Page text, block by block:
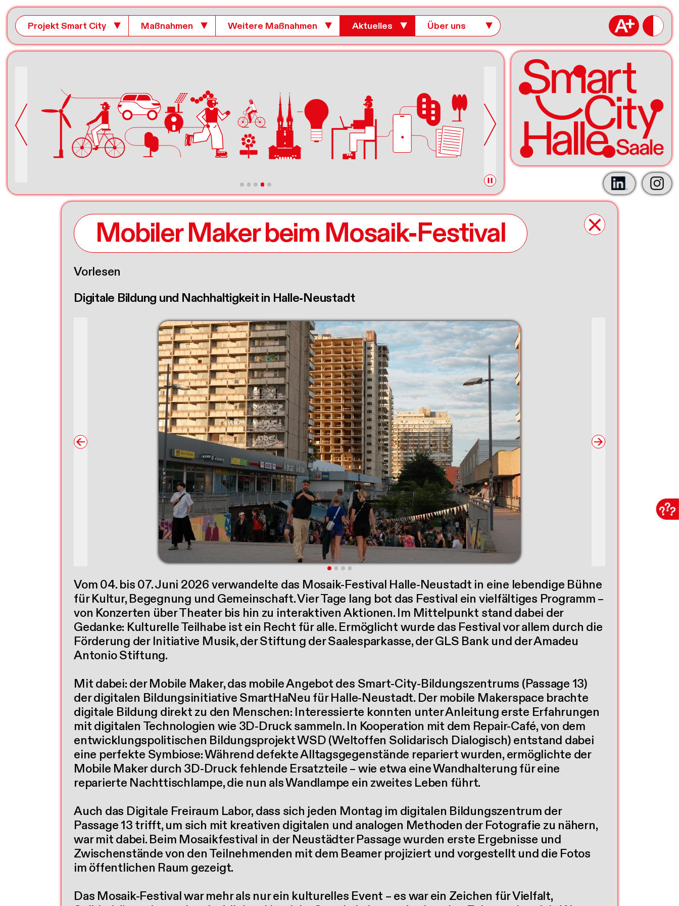
Projekt Smart City ▼ Maßnahmen ▼ Weitere Maßnahmen ▼ Aktuelles ▼ Über uns ▼
Mobiler Maker beim Mosaik-Festival
Vorlesen
Digitale Bildung und Nachhaltigkeit in Halle-Neustadt
→ →
Vom 04. bis 07. Juni 2026 verwandelte das Mosaik-Festival Halle-Neustadt in eine lebendige Bühne
für Kultur, Begegnung und Gemeinschaft. Vier Tage lang bot das Festival ein vielfältiges Programm –
von Konzerten über Theater bis hin zu interaktiven Aktionen. Im Mittelpunkt stand dabei der
Gedanke: Kulturelle Teilhabe ist ein Recht für alle. Ermöglicht wurde das Festival vor allem durch die
Förderung der Initiative Musik, der Stiftung der Saalesparkasse, der GLS Bank und der Amadeu
Antonio Stiftung.
Mit dabei: der Mobile Maker, das mobile Angebot des Smart-City-Bildungszentrums (Passage 13)
der digitalen Bildungsinitiative SmartHaNeu für Halle-Neustadt. Der mobile Makerspace brachte
digitale Bildung direkt zu den Menschen: Interessierte konnten unter Anleitung erste Erfahrungen
mit digitalen Technologien wie 3D-Druck sammeln. In Kooperation mit dem Repair-Café, von dem
entwicklungspolitischen Bildungsprojekt WSD (Weltoffen Solidarisch Dialogisch) entstand dabei
eine perfekte Symbiose: Während defekte Alltagsgegenstände repariert wurden, ermöglichte der
Mobile Maker durch 3D-Druck fehlende Ersatzteile – wie etwa eine Wandhalterung für eine
reparierte Nachttischlampe, die nun als Wandlampe ein zweites Leben führt.
Auch das Digitale Freiraum Labor, dass sich jeden Montag im digitalen Bildungszentrum der
Passage 13 trifft, um sich mit kreativen digitalen und analogen Methoden der Fotografie zu nähern,
war mit dabei. Beim Mosaikfestival in der Neustädter Passage wurden erste Ergebnisse und
Zwischenstände von den Teilnehmenden mit dem Beamer projiziert und vorgestellt und die Fotos
im öffentlichen Raum gezeigt.
Das Mosaik-Festival war mehr als nur ein kulturelles Event – es war ein Zeichen für Vielfalt,